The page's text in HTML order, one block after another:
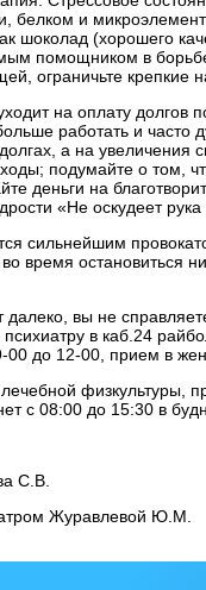
белком и
шоколад (хорошего
помощником в
ограничьте
на оплату долгов
работать и часто
а на
подумайте о том,
деньги на
«Не оскудеет
сильнейшим
время остановиться
далеко, вы не
в каб.24
до 12-00, прием в
физкультуры,
с 08:00 до 15:30 в
С.В.
Журавлевой Ю.М.